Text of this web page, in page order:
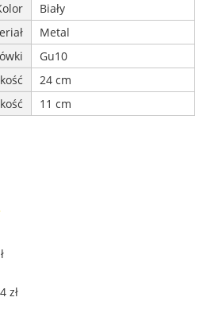
Biały
Metal
Gu10
24 cm
11 cm
zł